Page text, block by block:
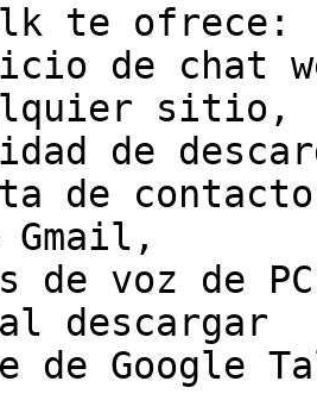
te ofrece:
de chat
sitio,
de
de
Gmail,
de voz de
descargar
de Google